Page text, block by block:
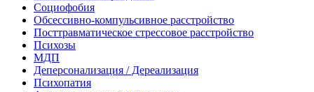
Социофобия
Обсессивно-компульсивное расстройство
Посттравматическое стрессовое расстройство
Психозы
МДП
Деперсонализация / Дереализация
Психопатия